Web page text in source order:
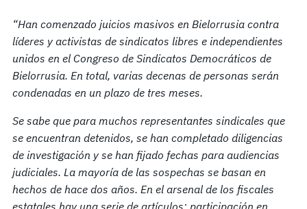
“Han comenzado juicios masivos en Bielorrusia contra
líderes y activistas de sindicatos libres e independientes
unidos en el Congreso de Sindicatos Democráticos de
Bielorrusia. En total, varias decenas de personas serán
condenadas en un plazo de tres meses.
Se sabe que para muchos representantes sindicales que
se encuentran detenidos, se han completado diligencias
de investigación y se han fijado fechas para audiencias
judiciales. La mayoría de las sospechas se basan en
hechos de hace dos años. En el arsenal de los fiscales
estatales hay una serie de artículos: participación en